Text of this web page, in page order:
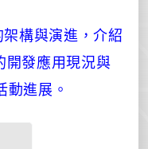
構與演進，介紹
開發應用現況與
動進展。